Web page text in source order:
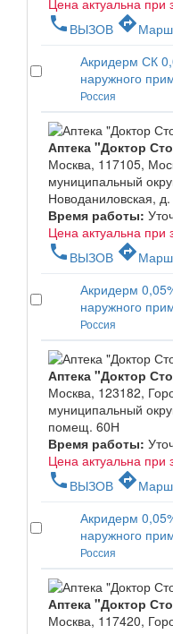
Цена актуальна при
phone ВЫЗОВ directions
Акридерм СК
наружного
Россия
Аптека "Доктор
Москва, 117105,
муниципальный
Новоданиловская, д.
Время работы:
Цена актуальна при
phone ВЫЗОВ directions
Акридерм
наружного
Россия
Аптека "Доктор
Москва, 123182,
муниципальный
помещ. 60Н
Время работы:
Цена актуальна при
phone ВЫЗОВ directions
Акридерм
наружного
Россия
Аптека "Доктор
Москва, 117420,